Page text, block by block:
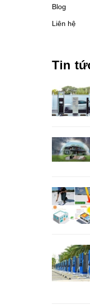
Blog
Liên hệ
Tin